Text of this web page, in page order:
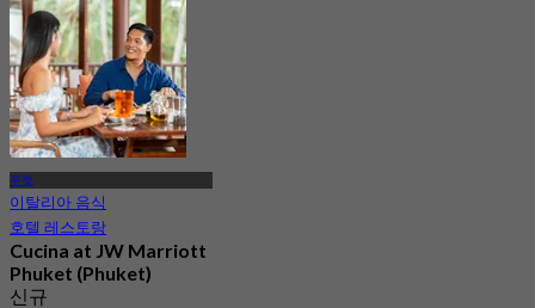
에서฿ 1,045
푸켓
이탈리아 음식
호텔 레스토랑
Cucina at JW Marriott
Phuket (Phuket)
신규